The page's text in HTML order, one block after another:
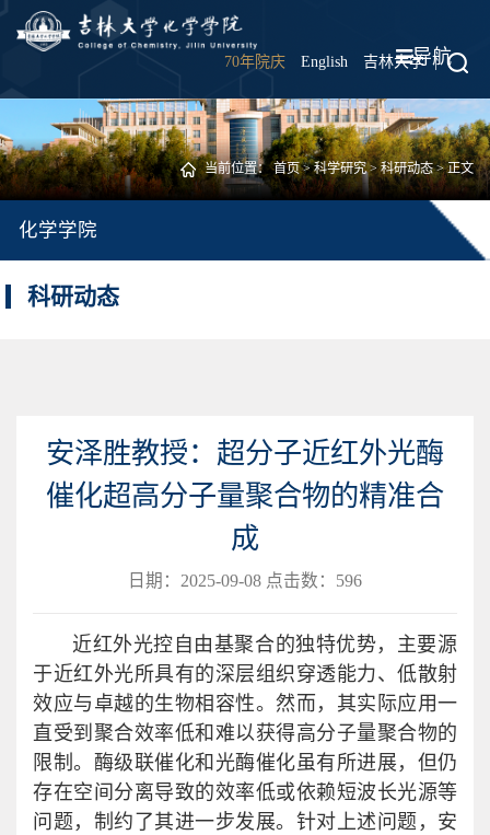
70年院庆 English 吉林大学 |
导航
当前位置：首页>科学研究>科研动态> 正文
化学学院
科研动态
安泽胜教授：超分子近红外光酶
催化超高分子量聚合物的精准合
成
日期：2025-09-08 点击数： 596
近红外光控自由基聚合的独特优势，主要源
于近红外光所具有的深层组织穿透能力、低散射
效应与卓越的生物相容性。然而，其实际应用一
直受到聚合效率低和难以获得高分子量聚合物的
限制。酶级联催化和光酶催化虽有所进展，但仍
存在空间分离导致的效率低或依赖短波长光源等
问题，制约了其进一步发展。针对上述问题，安